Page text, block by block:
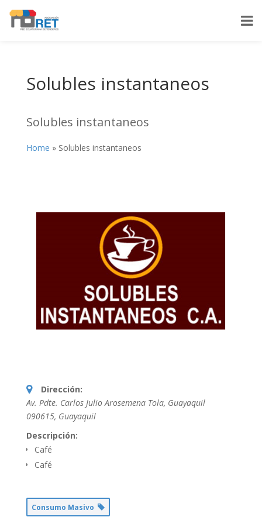
Solubles instantaneos
Solubles instantaneos
Home » Solubles instantaneos
Dirección:
Av. Pdte. Carlos Julio Arosemena Tola, Guayaquil
090615, Guayaquil
Descripción:
Café
Café
Consumo Masivo